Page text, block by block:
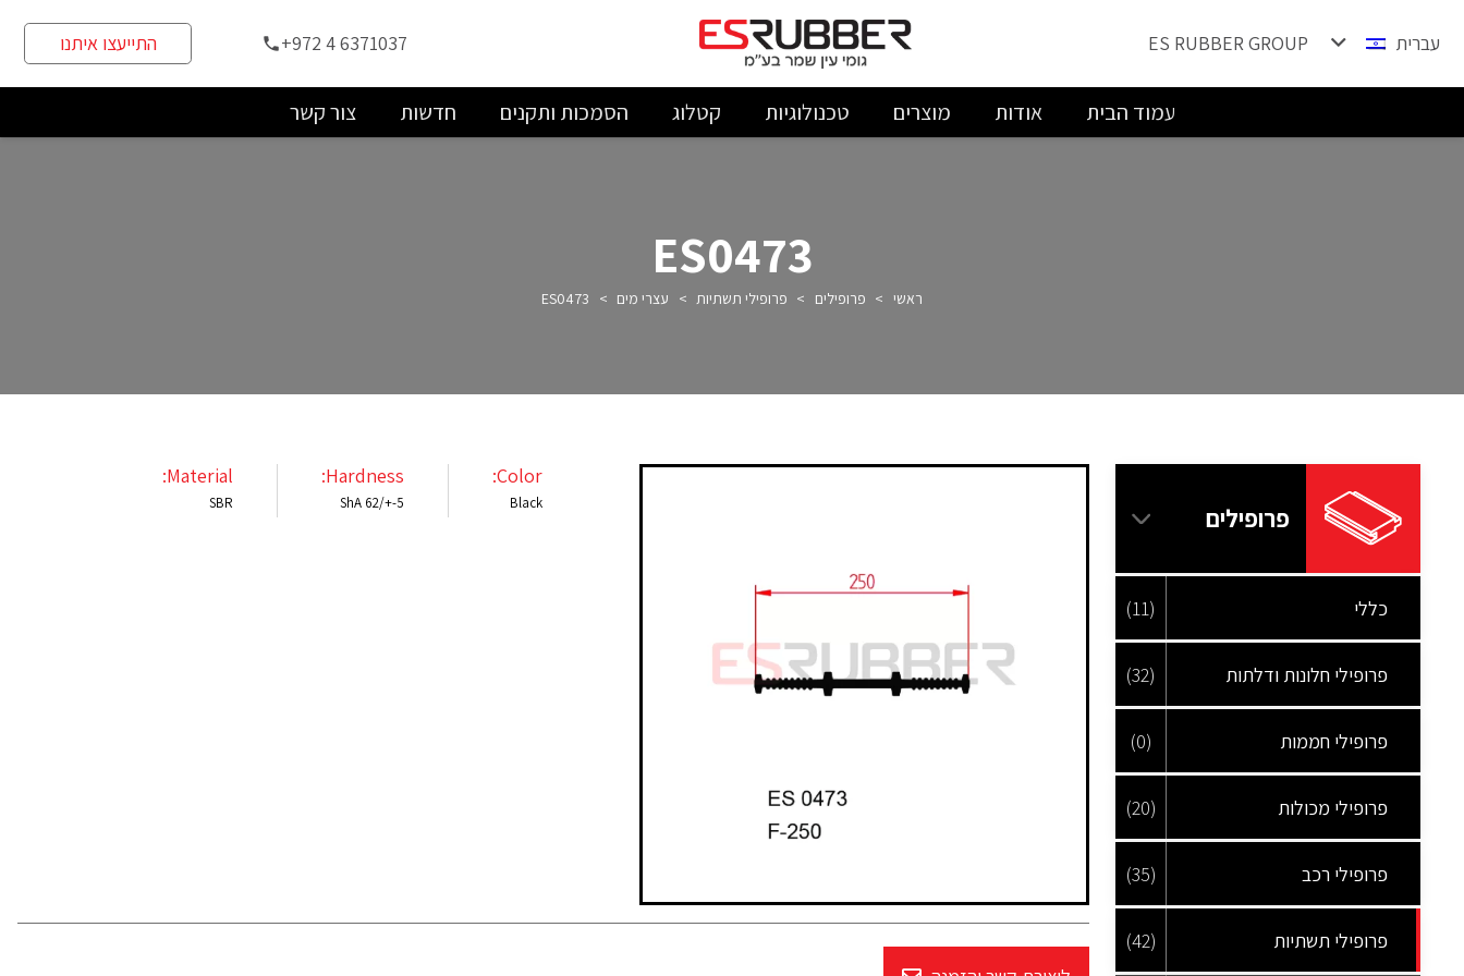
התייעצו איתנו phone+972 4 6371037 ES RUBBER GROUP עברית
עמוד הבית אודות מוצרים טכנולוגיות קטלוג הסמכות ותקנים חדשות צור קשר
ES0473
ראשי > פרופילים > פרופילי תשתיות > עצרי מים >
ES0473
פרופילים
כללי (11)
פרופילי חלונות ודלתות (32)
פרופילי חממות (0)
פרופילי מכולות (20)
פרופילי רכב (35)
פרופילי תשתיות (42)
Color:
Black
Hardness:
ShA 62/+-5
Material:
SBR